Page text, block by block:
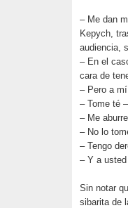
– Me dan
Kepych,
audiencia,
– En el
cara de
– Pero a
– Tome té
– Me aburre.
– No lo
– Tengo
– Y a
Sin notar
sibarita de